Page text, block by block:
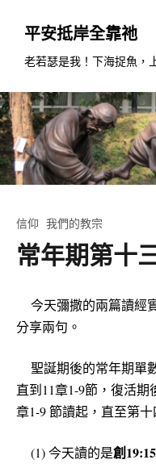
content
平安抵岸全靠祂
老若瑟是我！下海捉魚，
信仰 我們的教宗
常年期第十
今天彌撒的兩篇讀經
分享兩句。
聖誕期後的常年期單
直到11章1-9節，復活
章1-9 節讀起，直至第十
(1) 今天讀的是創